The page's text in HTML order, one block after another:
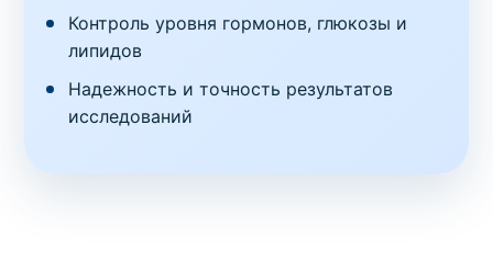
Контроль уровня гормонов, глюкозы и
липидов
Надежность и точность результатов
исследований